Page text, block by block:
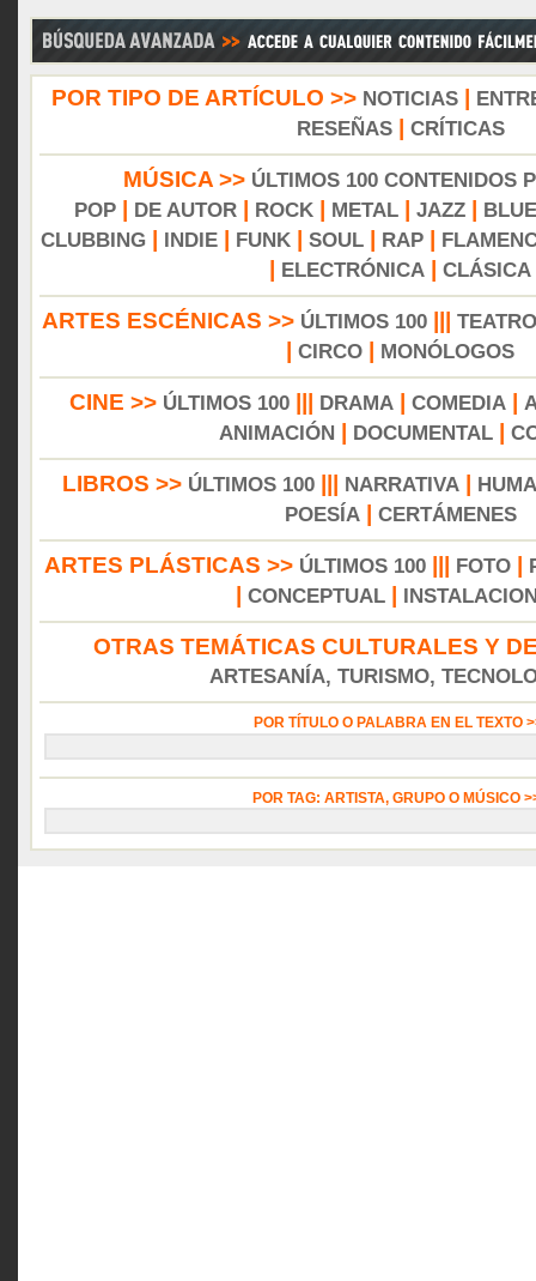
POR TIPO DE ARTÍCULO >> NOTICIAS|
RESEÑAS| CRÍTICAS
MÚSICA >> ÚLTIMOS 100 CONTENIDOS
POP
DE AUTOR ROCK METAL JAZZ
CLUBBING
INDIE FUNK SOUL RAP
ELECTRÓNICA CLÁSICA
ARTES ESCÉNICAS >> ÚLTIMOS 100||| TEATRO
CIRCO MONÓLOGOS
CINE >> ÚLTIMOS 100 DRAMA COMEDIA
ANIMACIÓN
DOCUMENTAL|
LIBROS >> ÚLTIMOS 100 NARRATIVA
POESÍA| CERTÁMENES
ARTES PLÁSTICAS >> ÚLTIMOS 100 FOTO
CONCEPTUAL
OTRAS TEMÁTICAS CULTURALES Y
ARTESANÍA, TURISMO,
POR TÍTULO O PALABRA EN EL TEXTO
POR TAG: ARTISTA, GRUPO O MÚSICO